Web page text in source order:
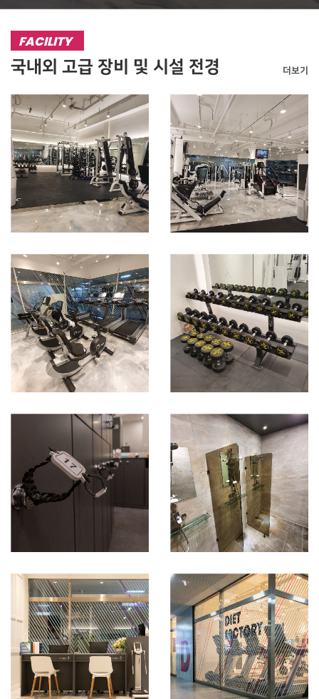
FACILITY
국내외 고급 장비 및 시설 전경 더보기